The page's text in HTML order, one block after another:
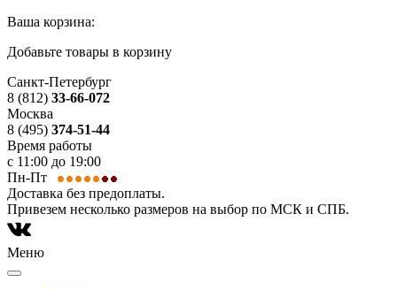
Ваша корзина:
Добавьте товары в корзину
Санкт-Петербург
8 (812) 33-66-072
Москва
8 (495) 374-51-44
Время работы
с 11:00 до 19:00
Пн-Пт
Доставка без предоплаты.
Привезем несколько размеров на выбор по МСК и СПБ.
Меню